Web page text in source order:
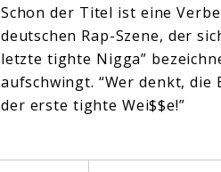
Schon der Titel ist eine
deutschen Rap-Szene, der
letzte tighte Nigga”
aufschwingt. “Wer denkt, die
der erste tighte Wei$$e!”